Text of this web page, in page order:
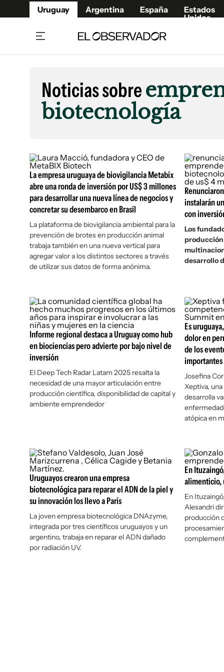
Uruguay Argentina España
Estados
Unidos
Beneficios Member
Referí
Nacional
Economía y Empresas
Agro
Brand Studio
Mundo
Cultura y Espectáculos
España
Ahora en:
Montevideo
11°C
Lluvia Ligera
Sábado:
Mín7°Máx
Noticias sobre
biotecnología
La empresa uruguaya de biovigilancia Metabix
abre una ronda de inversión por US$ 3 millones
para desarrollar una nueva línea de negocios y
concretar su desembarco en Brasil
La plataforma de biovigilancia ambiental para la
prevención de brotes en producción animal
trabaja también en una nueva vertical para
agregar valor a los distintos sectores a través
de utilizar sus datos de forma anónima.
instalarán
con
Los
desarrollo
Informe regional destaca a Uruguay como hub
en biociencias pero advierte por bajo nivel de
inversión
El Deep Tech Radar Latam 2025 resalta la
necesidad de una mayor articulación entre
producción científica, disponibilidad de capital y
ambiente emprendedor
Es
dolor en
de los
Josefina
Xeptiva,
desarrolla
atópica en
Uruguayos crearon una empresa
biotecnológica para reparar el ADN de la piel y
su innovación los llevo a París
La joven empresa biotecnológica DNAzyme,
integrada por tres científicos uruguayos y un
argentino, trabaja en reparar el ADN dañado
por radiación UV.
En
alimenticio,
En
Alesandri
producción